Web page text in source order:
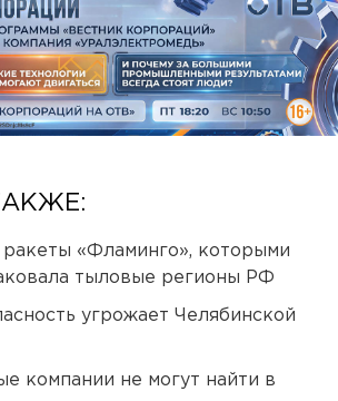
«Фламинго», которыми
тыловые регионы РФ
угрожает Челябинской
компании не могут найти в